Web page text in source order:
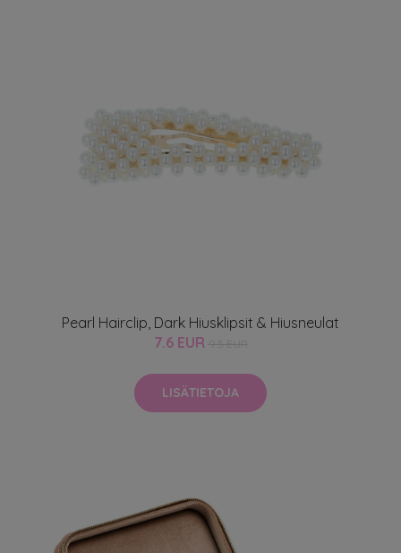
Pearl Hairclip, Dark Hiusklipsit & Hiusneulat
7.6 EUR
LISÄTIETOJA